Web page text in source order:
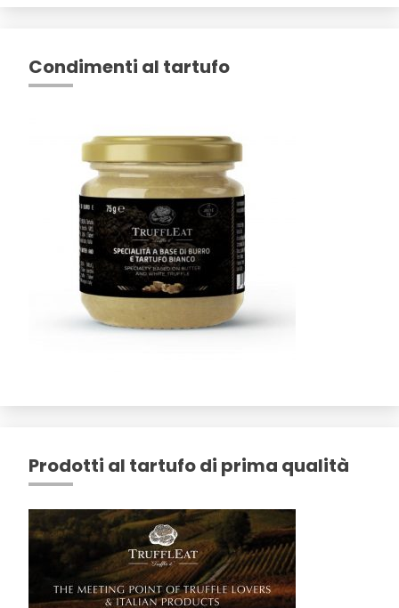
Condimenti al tartufo
Prodotti al tartufo di prima qualità